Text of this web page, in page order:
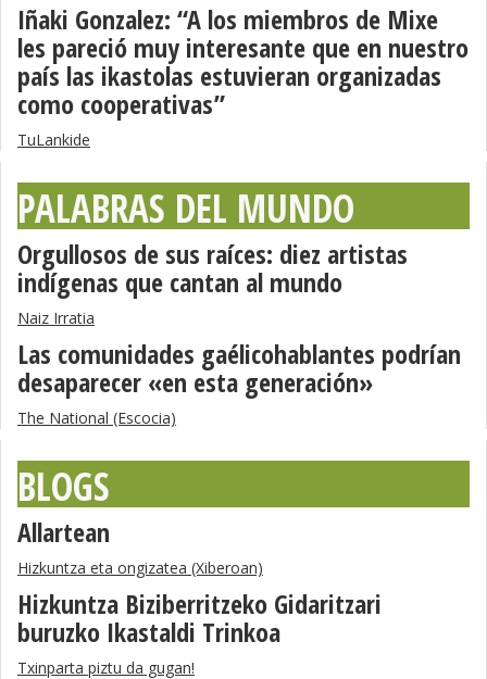
Iñaki Gonzalez: “A los miembros de Mixe
les pareció muy interesante que en nuestro
país las ikastolas estuvieran organizadas
como cooperativas”
TuLankide
PALABRAS DEL MUNDO
Orgullosos de sus raíces: diez artistas
indígenas que cantan al mundo
Naiz Irratia
Las comunidades gaélicohablantes podrían
desaparecer «en esta generación»
The National (Escocia)
BLOGS
Allartean
Hizkuntza eta ongizatea (Xiberoan)
Hizkuntza Biziberritzeko Gidaritzari
buruzko Ikastaldi Trinkoa
Txinparta piztu da gugan!